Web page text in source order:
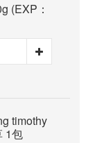
(EXP：
timothy
1包